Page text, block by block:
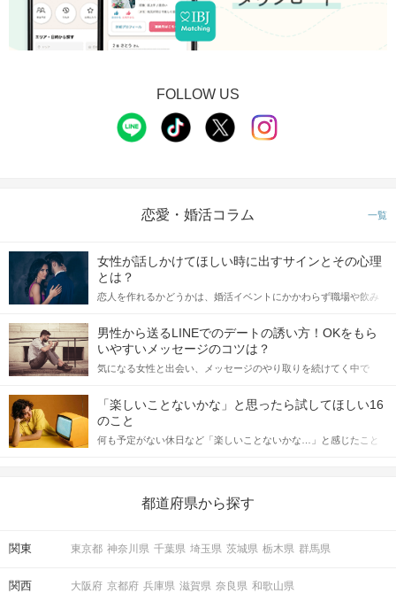
FOLLOW US
恋愛・婚活コラム 一覧
女性が話しかけてほしい時に出すサインとその心理
とは？
恋人を作れるかどうかは、婚活イベントにかかわらず職場や飲み
てアプローチできるかにも左右されます。 これから恋人作りを本
格的に始めようとしている方は、女性が異性を求めて出すサイン
をしっかりと理解し、正しい行動に移せるかどうかが重要。 この
記事では、女性が話しかけて欲しい時に出すサインとその心理を
合にどのような行動に繋げるべきかをご紹介していきます。
男性から送るLINEでのデートの誘い方！OKをもら
いやすいメッセージのコツは？
気になる女性と出会い、メッセージのやり取りを続けてく中で
しかし、中には「どう誘ったらいいの？」とお困りの男性もいら
っしゃるのではないでしょうか。 そこで今回は、男性から女性へ
送るLINEでのデートの誘い方のコツをご紹介します。例文も混じ
えながら解説するので、ぜひ参考にしてください。
「楽しいことないかな」と思ったら試してほしい16
のこと
何も予定がない休日など「楽しいことないかな…」と感じたこと
の楽しいことアイデアを集めました♪ いままさに楽しいことを探し
都道府県から探す
関東 東京都 神奈川県 千葉県 埼玉県 茨城県 栃木県 群馬県
関西 大阪府 京都府 兵庫県 滋賀県 奈良県 和歌山県